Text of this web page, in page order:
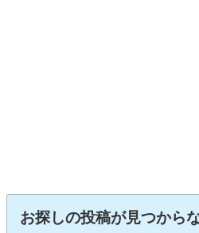
お探しの投稿が見つから